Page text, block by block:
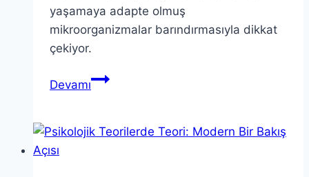
yaşamaya adapte olmuş
mikroorganizmalar barındırmasıyla dikkat
çekiyor.
DevamıSiyah
Organizma